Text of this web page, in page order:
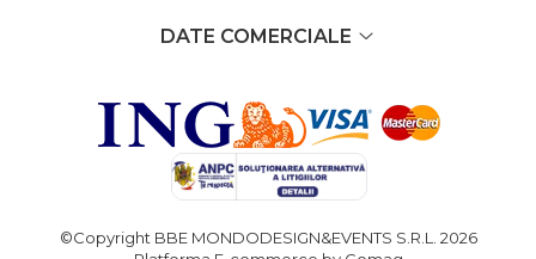
DATE COMERCIALE
©Copyright BBE MONDODESIGN&EVENTS S.R.L. 2026